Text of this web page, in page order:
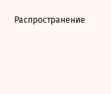
Распространение